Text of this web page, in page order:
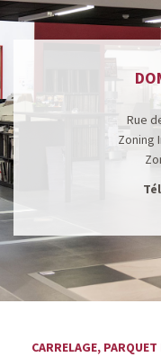
Rue
Zoning
CARRELAGE,